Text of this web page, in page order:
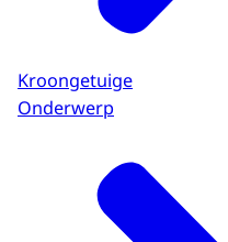
Kroongetuige
Onderwerp